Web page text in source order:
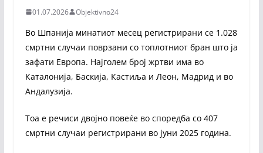
01.07.2026 Objektivno24
Во Шпанија минатиот месец регистрирани се 1.028
смртни случаи поврзани со топлотниот бран што ја
зафати Европа. Најголем број жртви има во
Каталонија, Баскија, Кастиља и Леон, Мадрид и во
Андалузија.
Тоа е речиси двојно повеќе во споредба со 407
смртни случаи регистрирани во јуни 2025 година.